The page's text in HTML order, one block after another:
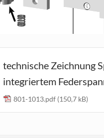
technische Zeichnung
integriertem
801-1013.pdf (150,7 kB)